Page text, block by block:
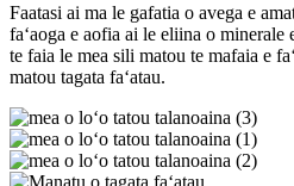
Faatasi ai ma le gafatia o avega e
faʻaoga e aofia ai le eliina o minerale
te faia le mea sili matou te mafaia e
matou tagata faʻatau.